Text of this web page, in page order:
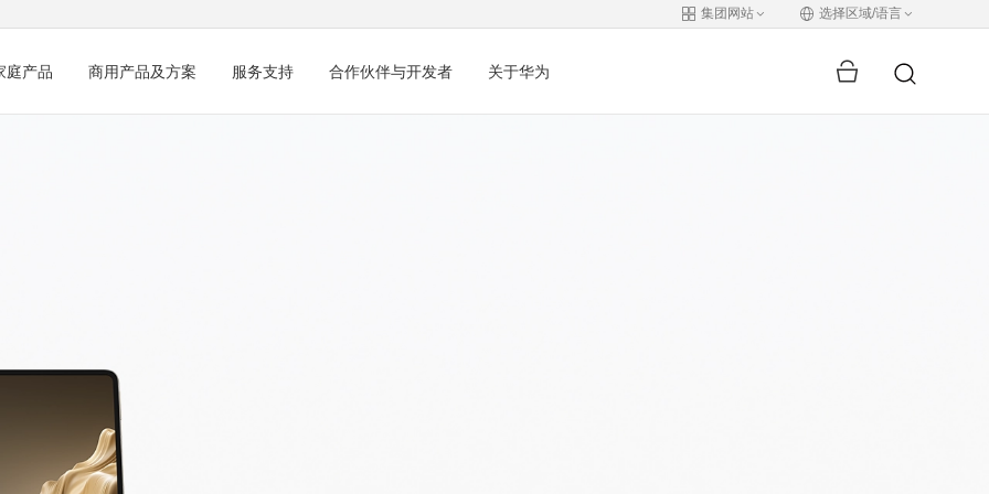
集团网站 选择区域/语言
庭产品 商用产品及方案 服务支持 合作伙伴与开发者 关于华为